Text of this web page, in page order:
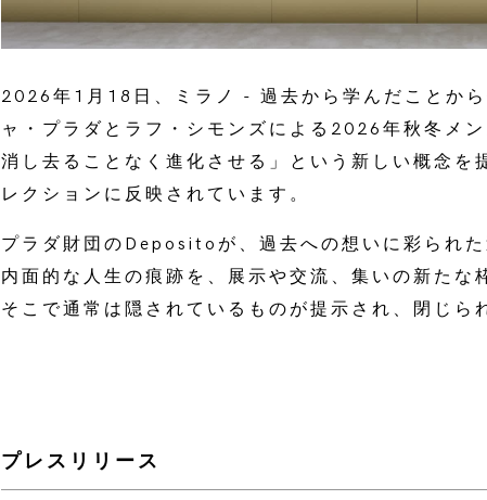
2026年1月18日、ミラノ - 過去から学んだことか
ャ・プラダとラフ・シモンズによる2026年秋冬メ
消し去ることなく進化させる」という新しい概念を
レクションに反映されています。
プラダ財団のDepositoが、過去への想いに彩られた
内面的な人生の痕跡を、展示や交流、集いの新たな
そこで通常は隠されているものが提示され、閉じら
プレスリリース